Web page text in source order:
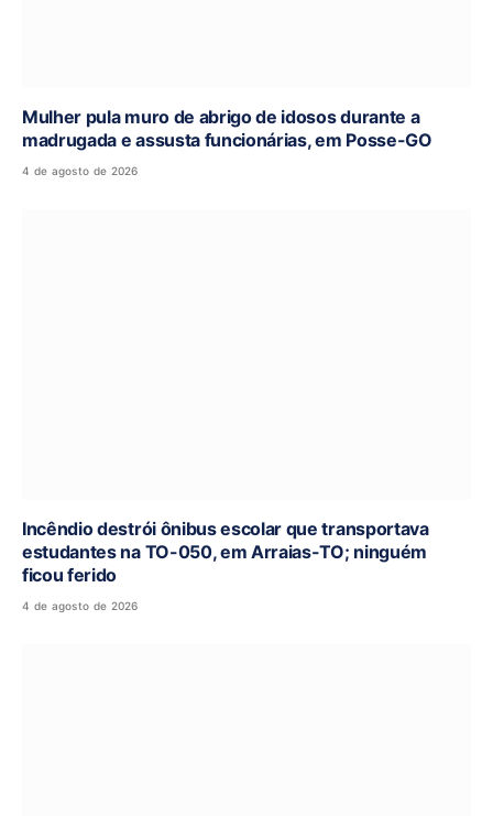
Mulher pula muro de abrigo de idosos durante a
madrugada e assusta funcionárias, em Posse-GO
4 de agosto de 2026
Incêndio destrói ônibus escolar que transportava
estudantes na TO-050, em Arraias-TO; ninguém
ficou ferido
4 de agosto de 2026